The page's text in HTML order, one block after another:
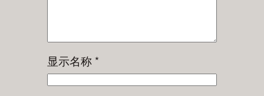
显示名称*